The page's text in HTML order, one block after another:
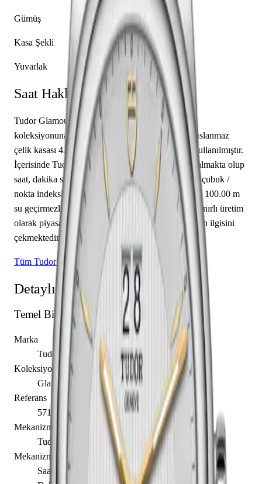
Gümüş
Kasa Şekli
Yuvarlak
Saat Hakkında
Tudor Glamour 57100-0002, markanın Glamour
koleksiyonuna ait bir kol saati modelidir. Saatin paslanmaz
çelik kasası 42.00 mm çapa sahip olup safir cam kullanılmıştır.
İçerisinde Tudor caliber MT5641 mekanizma yer almakta olup
saat, dakika sunmaktadır. Gümüş kadranı üzerinde çubuk /
nokta indeksler yer almaktadır. Teknik detaylarında 100.00 m
su geçirmezlik, açık arka kapak öne çıkmaktadır. Sınırlı üretim
olarak piyasaya sunulan bu model, koleksiyonerlerin ilgisini
çekmektedir.
Tüm Tudor Modelleri
Detaylı Teknik Özellikler
Temel Bilgiler
Marka
Tudor
Koleksiyon
Glamour
Referans
57100-0002
Mekanizma Adı
Tudor caliber MT5641
Mekanizma Açıklaması
Saat